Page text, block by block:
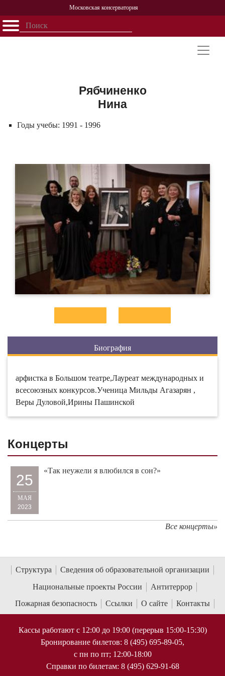
Московская консерватория
Открыть - закрыть
Персоналии
История
Рябчиненко
Нина
Годы учебы: 1991 - 1996
Биография
арфистка в Большом театре,Лауреат международных и
всесоюзных конкурсов.Ученица Мильды Агазарян ,
Веры Дуловой,Ирины Пашинской
Концерты
25
МАЯ
2023
«Так неужели я влюбился в сон?»
Все концерты»
Структура
Сведения об образовательной организации
Национальные проекты России
Антитеррор
Пожарная безопасность
Ссылки О сайте Контакты
Кассы работают с 12:00 до 19:00 (перерыв 15:00-15:30)
Бронирование билетов: 8 (495) 695-89-05,
с пн по пт; 12:00-18:00
Справки по билетам: 8 (495) 629-91-68